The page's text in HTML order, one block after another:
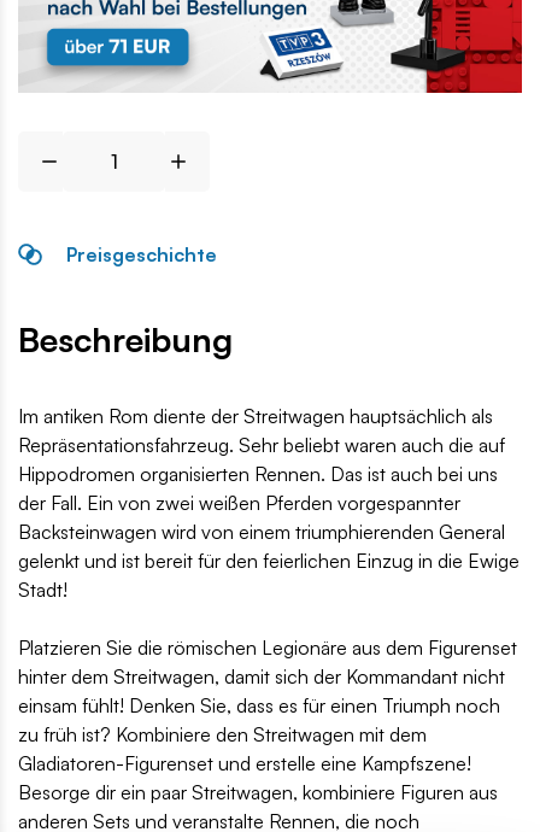
Preisgeschichte
Beschreibung
Im antiken Rom diente der Streitwagen hauptsächlich als
Repräsentationsfahrzeug. Sehr beliebt waren auch die auf
Hippodromen organisierten Rennen. Das ist auch bei uns
der Fall. Ein von zwei weißen Pferden vorgespannter
Backsteinwagen wird von einem triumphierenden General
gelenkt und ist bereit für den feierlichen Einzug in die Ewige
Stadt!
Platzieren Sie die römischen Legionäre aus dem Figurenset
hinter dem Streitwagen, damit sich der Kommandant nicht
einsam fühlt! Denken Sie, dass es für einen Triumph noch
zu früh ist? Kombiniere den Streitwagen mit dem
Gladiatoren-Figurenset und erstelle eine Kampfszene!
Besorge dir ein paar Streitwagen, kombiniere Figuren aus
anderen Sets und veranstalte Rennen, die noch